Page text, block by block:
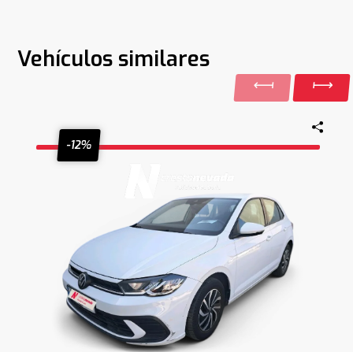
Vehículos similares
-12%